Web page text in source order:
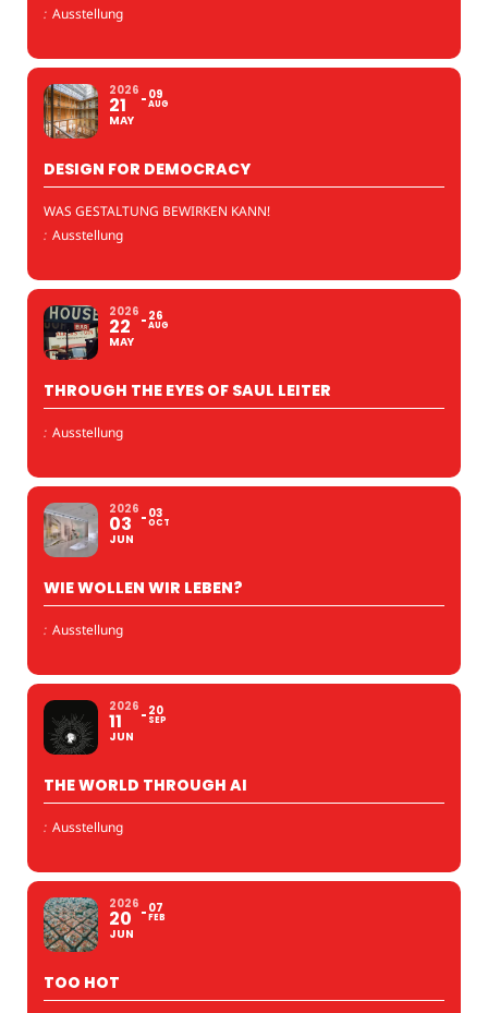
: Ausstellung
2026
21
MAY
09
AUG
DESIGN FOR DEMOCRACY
WAS GESTALTUNG BEWIRKEN KANN!
: Ausstellung
2026
22
MAY
26
AUG
THROUGH THE EYES OF SAUL LEITER
: Ausstellung
2026
03
JUN
03
OCT
WIE WOLLEN WIR LEBEN?
: Ausstellung
2026
11
JUN
20
SEP
THE WORLD THROUGH AI
: Ausstellung
2026
20
JUN
07
FEB
TOO HOT